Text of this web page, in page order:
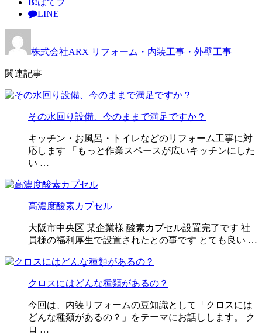
LINE
株式会社ARX リフォーム・内装工事・外壁工事
関連記事
その水回り設備、今のままで満足ですか？
キッチン・お風呂・トイレなどのリフォーム工事に対
応します 「もっと作業スペースが広いキッチンにした
い …
高濃度酸素カプセル
大阪市中央区 某企業様 酸素カプセル設置完了です 社
員様の福利厚生で設置されたとの事です とても良い …
クロスにはどんな種類があるの？
今回は、内装リフォームの豆知識として「クロスには
どんな種類があるの？」をテーマにお話しします。 ク
ロ …